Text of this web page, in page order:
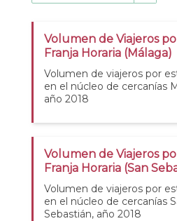
Volumen de Viajeros
Franja Horaria (Málaga)
Volumen de viajeros por
en el núcleo de cercanías
año 2018
Volumen de Viajeros
Franja Horaria (San
Volumen de viajeros por
en el núcleo de cercanías
Sebastián, año 2018